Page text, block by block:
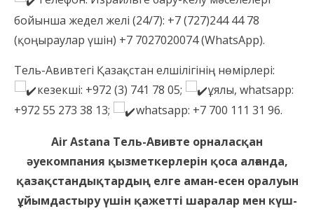
бойынша жедел желі (24/7): +7 (727)244 44 78
(қоңыраулар үшін) +7 7027020074 (WhatsApp).
Тель-Авивтегі Қазақстан елшілігінің нөмірлері:
кезекші: +972 (3) 741 78 05;
ұялы, whatsapp:
+972 55 273 38 13;
whatsapp: +7 700 111 31 96.
Air Astana Тель-Авивте орналасқан
әуекомпания қызметкерлерін қоса алғанда,
қазақстандықтардың елге аман-есен оралуын
ұйымдастыру үшін қажетті шаралар мен күш-